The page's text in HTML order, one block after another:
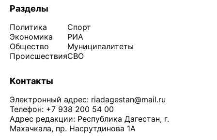
Разделы
Политика
Экономика
Общество
Происшествия
Спорт
РИА
Муниципалитеты
СВО
Контакты
Электронный адрес: riadagestan@mail.ru
Телефон: +7 938 200 54 00
Адрес редакции: Республика Дагестан, г.
Махачкала, пр. Насрутдинова 1А